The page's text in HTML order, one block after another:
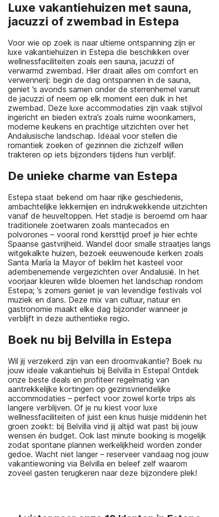
Luxe vakantiehuizen met sauna,
jacuzzi of zwembad in Estepa
Voor wie op zoek is naar ultieme ontspanning zijn er
luxe vakantiehuizen in Estepa die beschikken over
wellnessfaciliteiten zoals een sauna, jacuzzi of
verwarmd zwembad. Hier draait alles om comfort en
verwennerij: begin de dag ontspannen in de sauna,
geniet ’s avonds samen onder de sterrenhemel vanuit
de jacuzzi of neem op elk moment een duik in het
zwembad. Deze luxe accommodaties zijn vaak stijlvol
ingericht en bieden extra’s zoals ruime woonkamers,
moderne keukens en prachtige uitzichten over het
Andalusische landschap. Ideaal voor stellen die
romantiek zoeken of gezinnen die zichzelf willen
trakteren op iets bijzonders tijdens hun verblijf.
De unieke charme van Estepa
Estepa staat bekend om haar rijke geschiedenis,
ambachtelijke lekkernijen en indrukwekkende uitzichten
vanaf de heuveltoppen. Het stadje is beroemd om haar
traditionele zoetwaren zoals mantecados en
polvorones – vooral rond kersttijd proef je hier echte
Spaanse gastvrijheid. Wandel door smalle straatjes langs
witgekalkte huizen, bezoek eeuwenoude kerken zoals
Santa María la Mayor of beklim het kasteel voor
adembenemende vergezichten over Andalusië. In het
voorjaar kleuren wilde bloemen het landschap rondom
Estepa; ’s zomers geniet je van levendige festivals vol
muziek en dans. Deze mix van cultuur, natuur en
gastronomie maakt elke dag bijzonder wanneer je
verblijft in deze authentieke regio.
Boek nu bij Belvilla in Estepa
Wil jij verzekerd zijn van een droomvakantie? Boek nu
jouw ideale vakantiehuis bij Belvilla in Estepa! Ontdek
onze beste deals en profiteer regelmatig van
aantrekkelijke kortingen op gezinsvriendelijke
accommodaties – perfect voor zowel korte trips als
langere verblijven. Of je nu kiest voor luxe
wellnessfaciliteiten of juist een knus huisje middenin het
groen zoekt: bij Belvilla vind jij altijd wat past bij jouw
wensen én budget. Ook last minute booking is mogelijk
zodat spontane plannen werkelijkheid worden zonder
gedoe. Wacht niet langer – reserveer vandaag nog jouw
vakantiewoning via Belvilla en beleef zelf waarom
zoveel gasten terugkeren naar deze bijzondere plek!